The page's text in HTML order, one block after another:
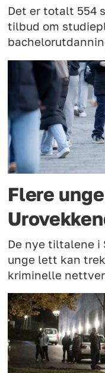
Det er totalt 554
tilbud om
Flere
De nye tiltalene i
unge lett kan
kriminelle